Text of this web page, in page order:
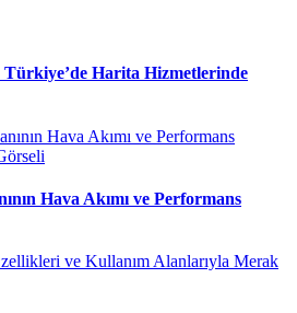
Türkiye’de Harita Hizmetlerinde
Hava Akımı ve Performans